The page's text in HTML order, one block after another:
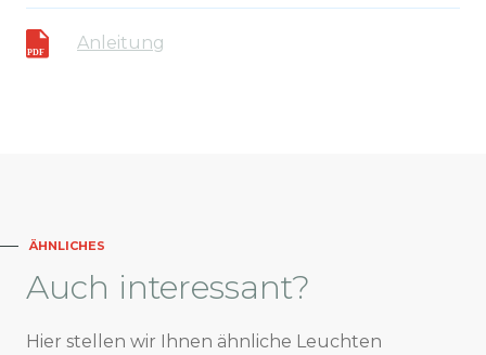
Anleitung
ÄHNLICHES
Auch interessant?
Hier stellen wir Ihnen ähnliche Leuchten